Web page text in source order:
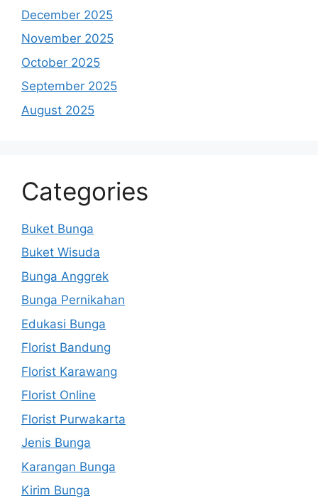
December 2025
November 2025
October 2025
September 2025
August 2025
Categories
Buket Bunga
Buket Wisuda
Bunga Anggrek
Bunga Pernikahan
Edukasi Bunga
Florist Bandung
Florist Karawang
Florist Online
Florist Purwakarta
Jenis Bunga
Karangan Bunga
Kirim Bunga